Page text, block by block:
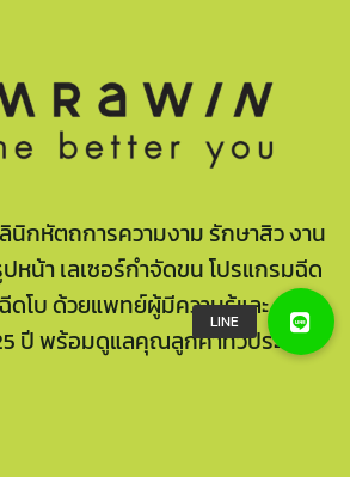
กหัตถการความงาม รักษาสิว งาน
หน้า เลเซอร์กำจัดขน โปรแกรมฉีด
ดโบ ด้วยแพทย์ผู้มีความรู้และ
ปี พร้อมดูแลคุณลูกค้าทั่วประเทศ